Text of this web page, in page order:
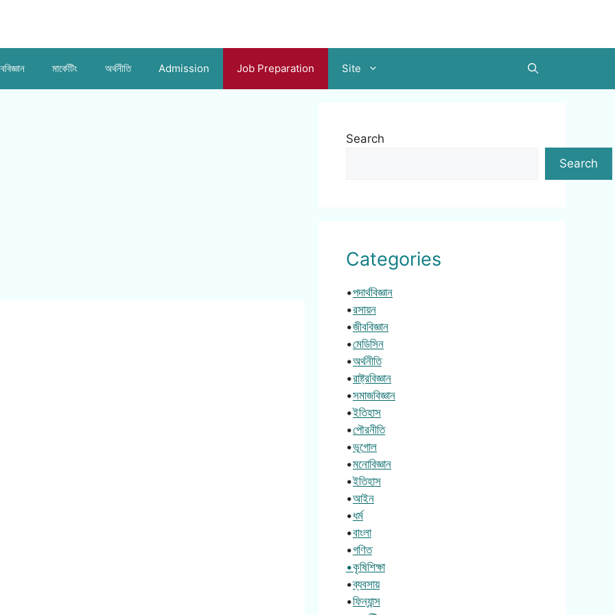
মার্কেটিং অর্থনীতি Admission Job Preparation Site
Search
Search
Categories
•পদার্থবিজ্ঞান
•রসায়ন
•জীববিজ্ঞান
•মেডিসিন
•অর্থনীতি
•রাষ্ট্রবিজ্ঞান
•সমাজবিজ্ঞান
•ইতিহাস
•পৌরনীতি
•ভূগোল
•মনোবিজ্ঞান
•ইতিহাস
•আইন
•ধর্ম
•বাংলা
•গণিত
•কৃষিশিক্ষা
•ব্যবসায়
•ফিন্যান্স